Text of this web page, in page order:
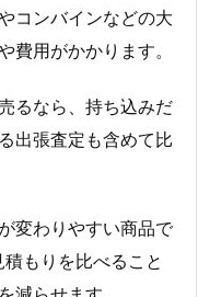
コンバインなどの大
費用がかかります。
るなら、持ち込みだ
出張査定も含めて比
変わりやすい商品で
もりを比べること